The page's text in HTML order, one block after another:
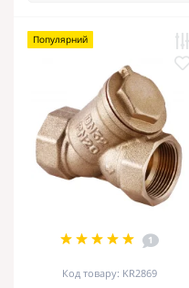
Популярний
1
Код товару: KR2869